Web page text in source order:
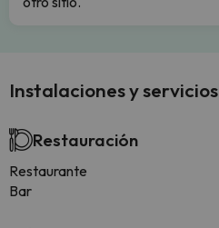
Instalaciones y servicios
Restauración
Restaurante
Bar